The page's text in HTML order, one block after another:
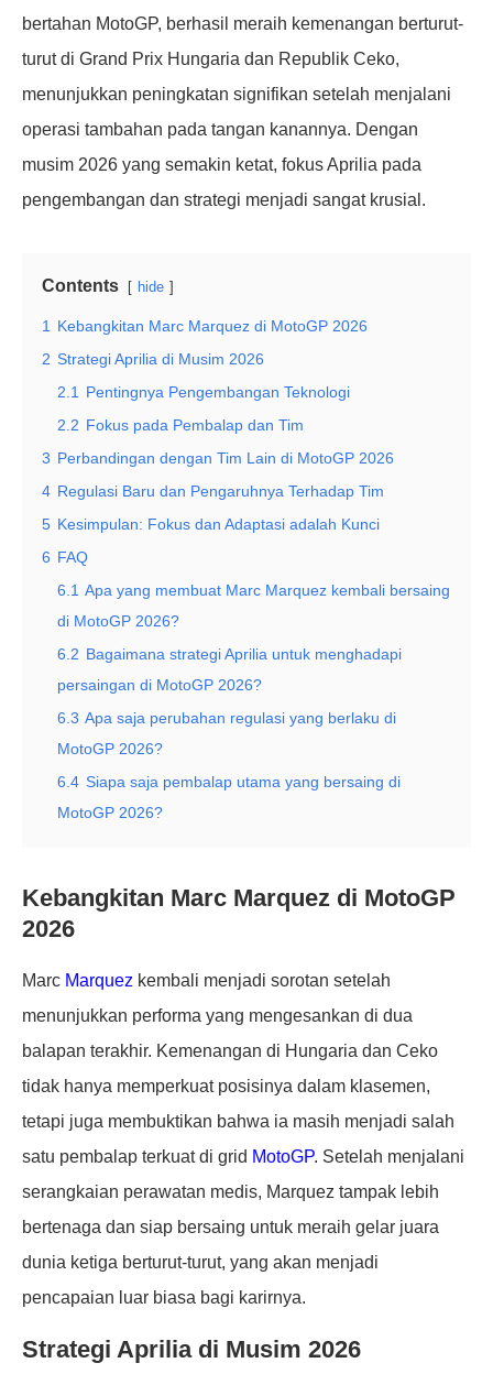
bertahan MotoGP, berhasil meraih kemenangan berturut-
turut di Grand Prix Hungaria dan Republik Ceko,
menunjukkan peningkatan signifikan setelah menjalani
operasi tambahan pada tangan kanannya. Dengan
musim 2026 yang semakin ketat, fokus Aprilia pada
pengembangan dan strategi menjadi sangat krusial.
Contents hide
1
Kebangkitan Marc Marquez di MotoGP 2026
2 Strategi Aprilia di Musim 2026
2.1
Pentingnya Pengembangan Teknologi
2.2 Fokus pada Pembalap dan Tim
3 Perbandingan dengan Tim Lain di MotoGP 2026
4 Regulasi Baru dan Pengaruhnya Terhadap Tim
5 Kesimpulan: Fokus dan Adaptasi adalah Kunci
6 FAQ
6.1 Apa yang membuat Marc Marquez kembali bersaing
di MotoGP 2026?
6.2 Bagaimana strategi Aprilia untuk menghadapi
persaingan di MotoGP 2026?
6.3 Apa saja perubahan regulasi yang berlaku di
MotoGP 2026?
6.4 Siapa saja pembalap utama yang bersaing di
MotoGP 2026?
Kebangkitan Marc Marquez di MotoGP
2026
Marc Marquez kembali menjadi sorotan setelah
menunjukkan performa yang mengesankan di dua
balapan terakhir. Kemenangan di Hungaria dan Ceko
tidak hanya memperkuat posisinya dalam klasemen,
tetapi juga membuktikan bahwa ia masih menjadi salah
satu pembalap terkuat di grid MotoGP. Setelah menjalani
serangkaian perawatan medis, Marquez tampak lebih
bertenaga dan siap bersaing untuk meraih gelar juara
dunia ketiga berturut-turut, yang akan menjadi
pencapaian luar biasa bagi karirnya.
Strategi Aprilia di Musim 2026